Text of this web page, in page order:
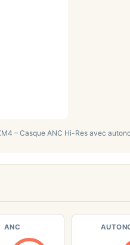
– Casque ANC Hi-Res avec
ANC